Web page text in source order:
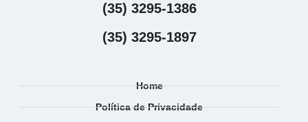
(35) 3295-1386
(35) 3295-1897
Home
Política de Privacidade